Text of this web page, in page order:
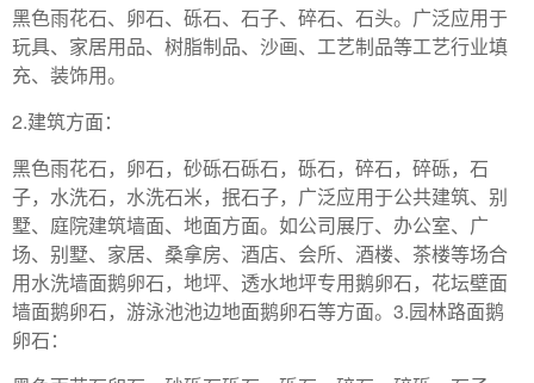
黑色雨花石、卵石、砾石、石子、碎石、石头。广泛应用于
玩具、家居用品、树脂制品、沙画、工艺制品等工艺行业填
充、装饰用。
2.建筑方面：
黑色雨花石，卵石，砂砾石砾石，砾石，碎石，碎砾，石
子，水洗石，水洗石米，抿石子，广泛应用于公共建筑、别
墅、庭院建筑墙面、地面方面。如公司展厅、办公室、广
场、别墅、家居、桑拿房、酒店、会所、酒楼、茶楼等场合
用水洗墙面鹅卵石，地坪、透水地坪专用鹅卵石，花坛壁面
墙面鹅卵石，游泳池池边地面鹅卵石等方面。3.园林路面鹅
卵石：